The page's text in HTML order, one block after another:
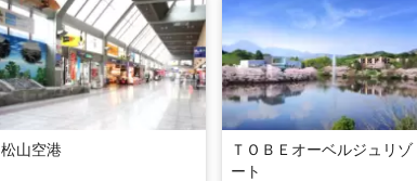
松山空港
ＴＯＢＥオーベルジュリゾ
ート